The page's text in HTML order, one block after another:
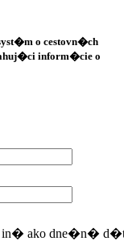
o cestovn�ch
inform�cie o
in� ako dne�n�